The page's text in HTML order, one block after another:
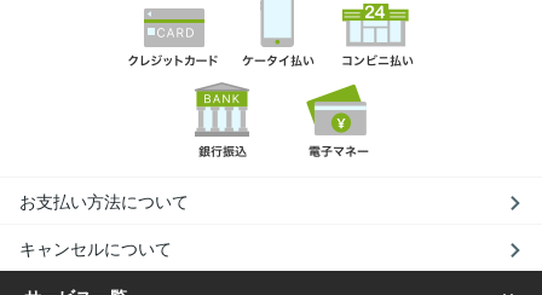
お支払い方法について
キャンセルについて